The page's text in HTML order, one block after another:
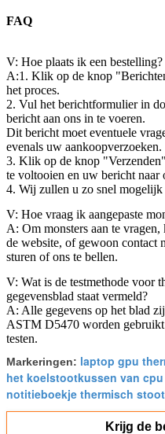
FAQ
V: Hoe plaats ik een bestelling?
A:1. Klik op de knop
het proces.
2. Vul het berichtformulier in
bericht aan ons in te voeren.
Dit bericht moet eventuele
evenals uw aankoopverzoeken.
3. Klik op de knop
te voltooien en uw bericht naar
4. Wij zullen u zo snel
V: Hoe vraag ik aangepaste
A: Om monsters aan te
de website, of gewoon contact
sturen of ons te bellen.
V: Wat is de testmethode voor
gegevensblad staat vermeld?
A: Alle gegevens op het blad
ASTM D5470 worden gebruikt
testen.
Markeringen: laptop gpu
het koelstootkussen van cpu
notitieboekje thermisch
Krijg de